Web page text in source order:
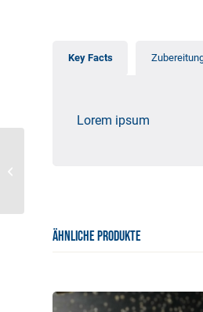
Key Facts
Lorem ipsum
ÄHNLICHE PRODUKTE